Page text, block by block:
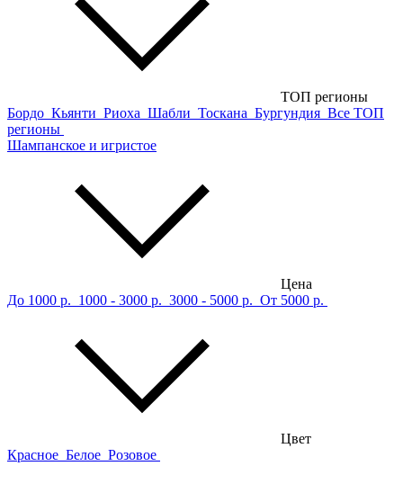
ТОП регионы
Бордо Кьянти Риоха Шабли Тоскана Бургундия Все ТОП
регионы
Шампанское и игристое
Цена
До 1000 р. 1000 - 3000 р. 3000 - 5000 р. От 5000 р.
Цвет
Красное Белое Розовое